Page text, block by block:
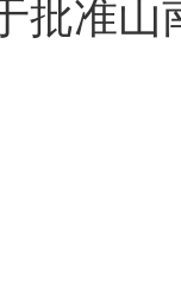
批准山